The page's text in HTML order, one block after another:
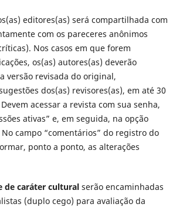
editores(as) será compartilhada com
com os pareceres anônimos
Nos casos em que forem
os(as) autores(as) deverão
versão revisada do original,
dos(as) revisores(as), em até 30
acessar a revista com sua senha,
ativas” e, em seguida, na opção
campo “comentários” do registro do
ponto a ponto, as alterações
de caráter culturalserão encaminhadas
(duplo cego) para avaliação da